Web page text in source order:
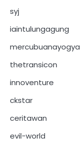
syj
iaintulungagung
mercubuanayogya
thetransicon
innoventure
ckstar
ceritawan
evil-world